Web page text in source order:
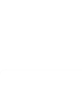
· FDA Registration